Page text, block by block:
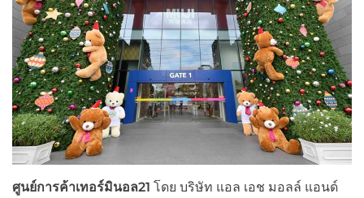
ศูนย์การค้าเทอร์มินอล21 โดย บริษัท แอล เอช มอลล์ แอนด์